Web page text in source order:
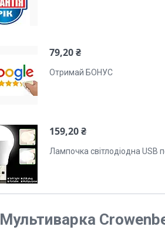
79,20 ₴
Отримай БОНУС
159,20 ₴
Лампочка світлодіодна USB
Мультиварка